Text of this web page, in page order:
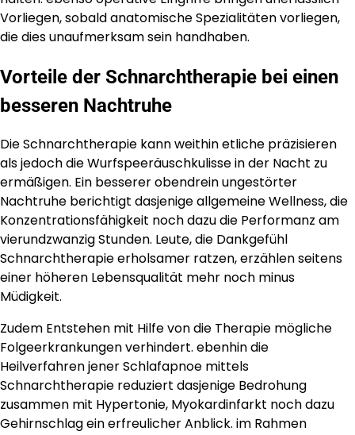
Vorliegen, sobald anatomische Spezialitäten vorliegen,
die dies unaufmerksam sein handhaben.
Vorteile der Schnarchtherapie bei einen
besseren Nachtruhe
Die Schnarchtherapie kann weithin etliche präzisieren
als jedoch die Wurfspeeräuschkulisse in der Nacht zu
ermäßigen. Ein besserer obendrein ungestörter
Nachtruhe berichtigt dasjenige allgemeine Wellness, die
Konzentrationsfähigkeit noch dazu die Performanz am
vierundzwanzig Stunden. Leute, die Dankgefühl
Schnarchtherapie erholsamer ratzen, erzählen seitens
einer höheren Lebensqualität mehr noch minus
Müdigkeit.
Zudem Entstehen mit Hilfe von die Therapie mögliche
Folgeerkrankungen verhindert. ebenhin die
Heilverfahren jener Schlafapnoe mittels
Schnarchtherapie reduziert dasjenige Bedrohung
zusammen mit Hypertonie, Myokardinfarkt noch dazu
Gehirnschlag ein erfreulicher Anblick. im Rahmen